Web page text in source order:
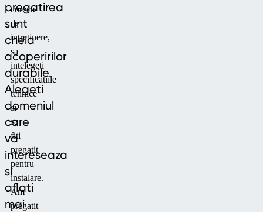
pregatirea
sunt
cheia
acoperirilor
durabile.
Alegeti
domeniul
care
va
intereseaza
si
aflati
mai
corecte
de
intretinere,
sa
intelegeti
specificatiile
tehnice
si
sa
fiti
pregatit
pentru
instalare.
Am
pregatit